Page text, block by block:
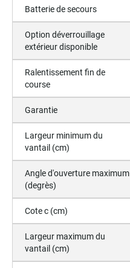
Batterie de secours
Option déverrouillage
extérieur disponible
Ralentissement fin de
course
Garantie
Largeur minimum du
vantail (cm)
Angle d'ouverture maximum
(degrès)
Cote c (cm)
Largeur maximum du
vantail (cm)